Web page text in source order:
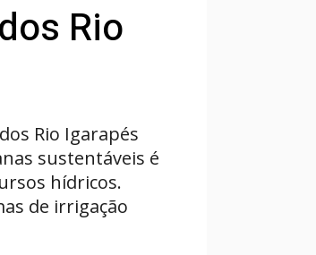
Rio
Rio Igarapés
sustentáveis é
hídricos.
de irrigação